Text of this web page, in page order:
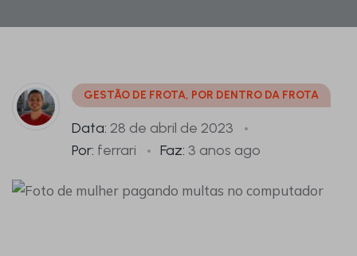
GESTÃO DE FROTA, POR DENTRO DA FROTA
Data: 28 de abril de 2023
Por: ferrari Faz: 3 anos ago